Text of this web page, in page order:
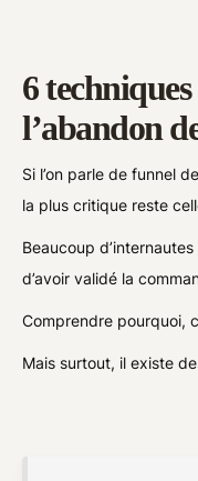
6
l’abandon
Si l’on parle de funnel
la plus critique reste
Beaucoup
d’avoir validé la
Comprendre pourquoi,
Mais surtout, il existe